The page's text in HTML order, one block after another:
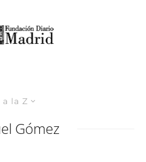
a la Z
Gómez